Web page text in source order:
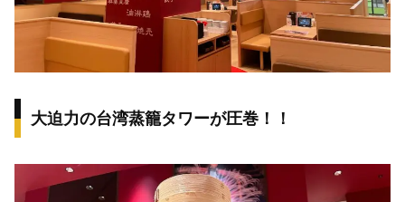
大迫力の台湾蒸籠タワーが圧巻！！